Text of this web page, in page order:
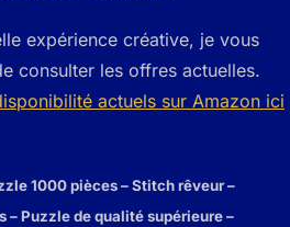
expérience créative, je vous
consulter les offres actuelles.
actuels sur Amazon ici
1000 pièces – Stitch rêveur –
– Puzzle de qualité supérieure –